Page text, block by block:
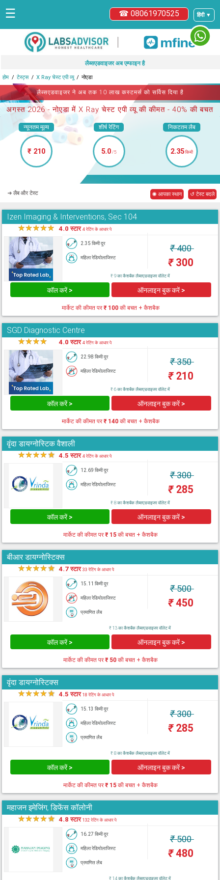
हिंदी ▼
☎ 08061970525
☰
|
लैब्सएडवाइजर अब एम्फाइन है
होम टेस्ट्स X Ray चेस्ट एपी व्यू नोएडा
लैब्सएडवाइजर ने अब तक 10 लाख कस्टमर्स को सर्विस दिया है
अगस्त 2026 -नोएडा में X Ray चेस्ट एपी व्यूकी कीमत - 40% की बचत
न्यूनतम मूल्य
₹ 210
शीर्ष रेटिंग
5.0/5
निकटतम लैब
2.35किमी
➜ लैब और टेस्ट ◉ आपका स्थान ↺ टेस्ट बदले
Izen Imaging & Interventions, Sec 104
★★★★★ 4.0 स्टार4 रेटिंग के आधार पे
2.35 किमी दूर
महिला रेडियोलाजिस्ट
₹400
₹300
₹ 9 का कैशबैक लैब्सएडवाइजर वॉलेट में
कॉल करें > ऑनलाइन बुक करें >
मार्केट की कीमत पर₹ 100की बचत + कैशबैक
SGD Diagnostic Centre
★★★★ 4.0 स्टार4 रेटिंग के आधार पे
22.98 किमी दूर
महिला रेडियोलाजिस्ट
₹350
₹210
₹ 6 का कैशबैक लैब्सएडवाइजर वॉलेट में
कॉल करें > ऑनलाइन बुक करें >
मार्केट की कीमत पर₹ 140की बचत + कैशबैक
वृंदा डायग्नोस्टिक वैशाली
★★★★★ 4.5 स्टार4 रेटिंग के आधार पे
12.69 किमी दूर
महिला रेडियोलाजिस्ट
₹300
₹285
₹ 8 का कैशबैक लैब्सएडवाइजर वॉलेट में
कॉल करें > ऑनलाइन बुक करें >
मार्केट की कीमत पर₹ 15 की बचत + कैशबैक
बीआर डायग्नोस्टिक्स
★★★★★ 4.7 स्टार33 रेटिंग के आधार पे
15.11 किमी दूर
महिला रेडियोलाजिस्ट
प्रमाणित लैब
₹500
₹450
₹ 13 का कैशबैक लैब्सएडवाइजर वॉलेट में
कॉल करें > ऑनलाइन बुक करें >
मार्केट की कीमत पर₹ 50 की बचत + कैशबैक
वृंदा डायग्नोस्टिक्स
★★★★★ 4.5 स्टार18 रेटिंग के आधार पे
15.13 किमी दूर
महिला रेडियोलाजिस्ट
प्रमाणित लैब
₹300
₹285
₹ 8 का कैशबैक लैब्सएडवाइजर वॉलेट में
कॉल करें > ऑनलाइन बुक करें >
मार्केट की कीमत पर₹ 15 की बचत + कैशबैक
महाजन इमेजिंग, डिफेंस कॉलोनी
★★★★★ 4.8 स्टार132 रेटिंग के आधार पे
16.27 किमी दूर
महिला रेडियोलाजिस्ट
प्रमाणित लैब
₹500
₹480
₹ 14 का कैशबैक लैब्सएडवाइजर वॉलेट में